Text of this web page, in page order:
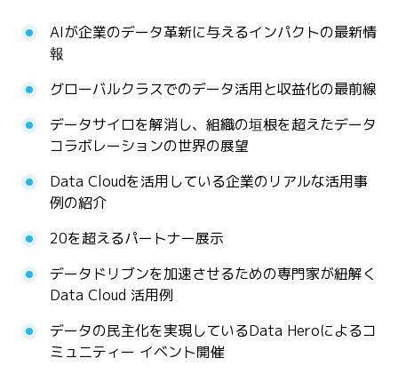
AIが企業のデータ革新に与えるインパクトの最新情
報
グローバルクラスでのデータ活用と収益化の最前線
データサイロを解消し、組織の垣根を超えたデータ
コラボレーションの世界の展望
Data Cloudを活用している企業のリアルな活用事
例の紹介
20を超えるパートナー展示
データドリブンを加速させるための専門家が紐解く
Data Cloud 活用例
データの民主化を実現しているData Heroによるコ
ミュニティー イベント開催